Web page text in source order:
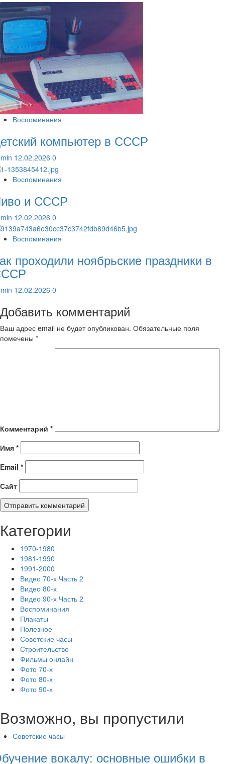
Воспоминания
компьютер в СССР
12.02.2026 0
Воспоминания
и СССР
12.02.2026 0
Воспоминания
проходили ноябрьские праздники в
12.02.2026 0
Добавить комментарий
Ваш адрес email не будет опубликован. Обязательные поля
помечены *
Комментарий *
Имя *
Email *
Сайт
Категории
1970-1980
1981-1990
1991-2000
Видео 70-х Часть 2
Видео 80-х
Видео 90-х Часть 2
Воспоминания
Плакаты
Полезное
Советские часы
Строительство
Фильмы онлайн
Фото 70-х
Фото 80-х
Фото 90-х
Возможно, вы пропустили
Советские часы
вокалу: основные ошибки в